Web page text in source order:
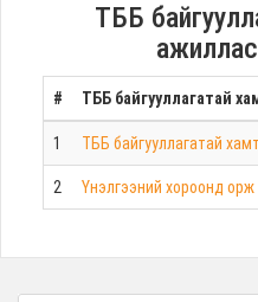
ТББ
# ТББ байгууллагатай
1 ТББ байгууллагатай
2 Үнэлгээний хороонд